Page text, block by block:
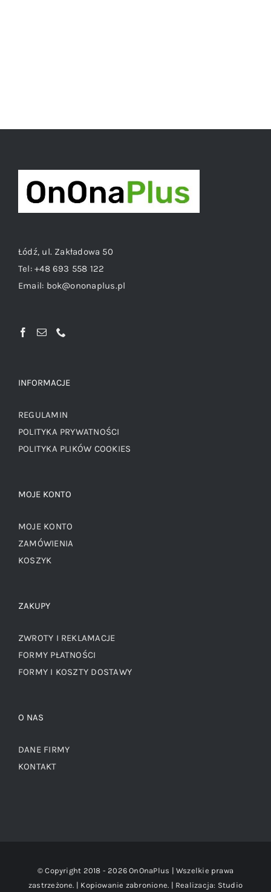
Łódź, ul. Zakładowa 50
Tel:+48 693 558 122
Email: bok@ononaplus.pl
INFORMACJE
REGULAMIN
POLITYKA PRYWATNOŚCI
POLITYKA PLIKÓW COOKIES
MOJE KONTO
MOJE KONTO
ZAMÓWIENIA
KOSZYK
ZAKUPY
ZWROTY I REKLAMACJE
FORMY PŁATNOŚCI
FORMY I KOSZTY DOSTAWY
O NAS
DANE FIRMY
KONTAKT
© Copyright 2018 -2026 OnOnaPlus | Wszelkie prawa
zastrzeżone. | Kopiowanie zabronione. | Realizacja: Studio